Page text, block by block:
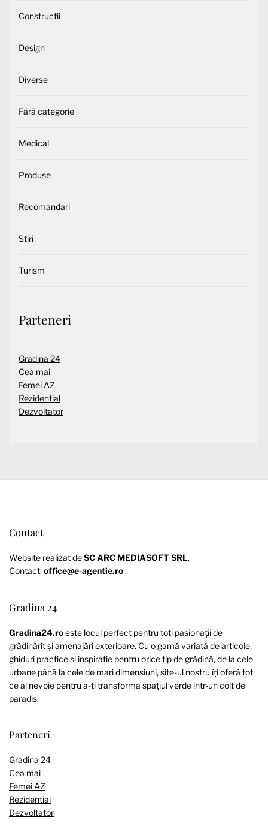
Constructii
Design
Diverse
Fără categorie
Medical
Produse
Recomandari
Stiri
Turism
Parteneri
Gradina 24
Cea mai
Femei AZ
Rezidential
Dezvoltator
Contact
Website realizat deSC ARC MEDIASOFT SRL.
Contact:office@e-agentie.ro.
Gradina 24
Gradina24.roeste locul perfect pentru toți pasionații de
grădinărit și amenajări exterioare. Cu o gamă variată de articole,
ghiduri practice și inspirație pentru orice tip de grădină, de la cele
urbane până la cele de mari dimensiuni, site-ul nostru îți oferă tot
ce ai nevoie pentru a-ți transforma spațiul verde într-un colț de
paradis.
Parteneri
Gradina 24
Cea mai
Femei AZ
Rezidential
Dezvoltator